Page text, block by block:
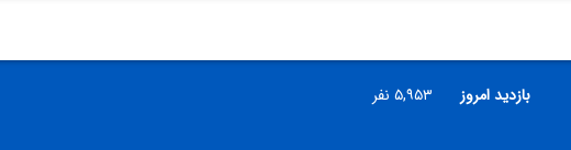
بازدید امروز
۵,۹۵۳ نفر